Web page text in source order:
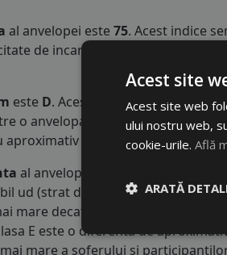
al anvelopei este 75. Acest indice
de incarcare maxima de 387 kg
este D. Acest indice reprezinta
o anvelopa cu clasa B si o alta din
1 litru la fiecare 1000
al anvelopei este
. Acest tip de
ud (strat de apa intre 0.5 mm si 1.5
mare decat clasele superioare.
E este o diferenta de
mare a soferului si
Acest site
Acest site web
ului nostru web,
cookie-urile. Află
ARATĂ